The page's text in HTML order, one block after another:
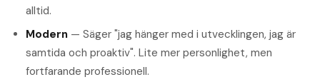
alltid.
Modern — Säger "jag hänger med i utvecklingen, jag är
samtida och proaktiv". Lite mer personlighet, men
fortfarande professionell.